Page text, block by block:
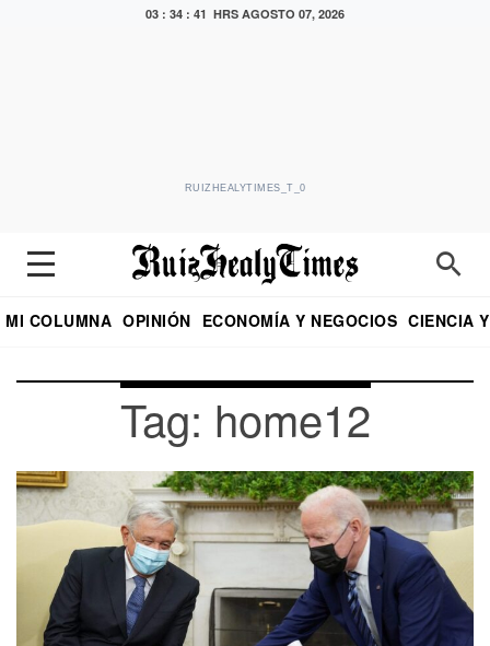
03 : 34 : 41 HRS AGOSTO 07, 2026
RUIZHEALYTIMES_T_0
MI COLUMNA OPINIÓN ECONOMÍA Y NEGOCIOS CIENCIA
Tag: home12